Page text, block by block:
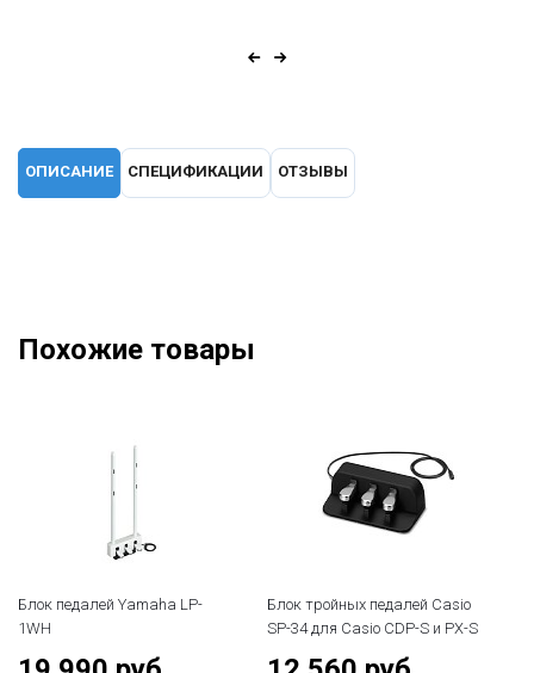
ОПИСАНИЕ СПЕЦИФИКАЦИИ ОТЗЫВЫ
Похожие товары
Блок педалей Yamaha LP-
1WH
Блок тройных педалей Casio
SP-34 для Casio CDP-S и PX-S